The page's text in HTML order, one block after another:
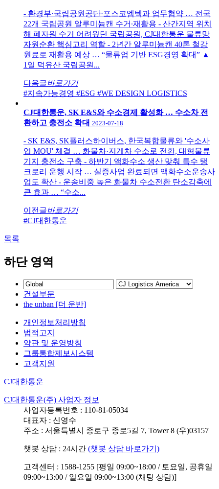
- 환경부·국립공원공단·포스코엠텍과 업무협약 … 전국
22개 국립공원 알루미늄캔 수거∙재활용 - 산간지역 위치
해 폐자원 수거 어려웠던 국립공원, CJ대한통운 물류망
자원순환 핵심고리 역할 - 2년간 알루미늄캔 40톤 철강
원료로 재활용 예상 … “물류업 기반 ESG경영 확대” ▲
1일 덕유산 국립공원...
다음글바로가기
#지속가능경영 #ESG #WE DESIGN LOGISTICS
CJ대한통운, SK E&S와 수소경제 활성화 … 수소차 전
환하고 충전소 확대 2023-07-18
- SK E&S, SK플러스하이버스, 한국복합물류와 '수소사
업 MOU' 체결 … 화물차·지게차 수소로 전환, 대형물류
기지 충전소 구축 - 하반기 액화수소 생산 맞춰 특수 탱
크로리 운행 시작 … 실증사업 완료되면 액화수소운송사
업도 확산 - 운송비중 높은 화물차 수소전환 탄소감축에
큰 효과 … “수소...
이전글바로가기
#CJ대한통운
목록
하단 영역
건설부문
the unban [더 운반]
개인정보처리방침
법적고지
약관 및 운영방침
그룹통합제보시스템
고객지원
CJ대한통운
CJ대한통운(주) 사업자 정보
사업자등록번호 : 110-81-05034
대표자 : 신영수
주소 : 서울특별시 종로구 종로5길 7, Tower 8 (우)03157
챗봇 상담 : 24시간 (챗봇 상담 바로가기)
고객센터 : 1588-1255 [평일 09:00~18:00 / 토요일, 공휴일
09:00~13:00 / 일요일 09:00~13:00 (채팅 상담)]